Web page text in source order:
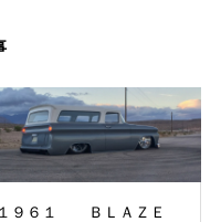
１９６１ ＢＬＡＺＥ